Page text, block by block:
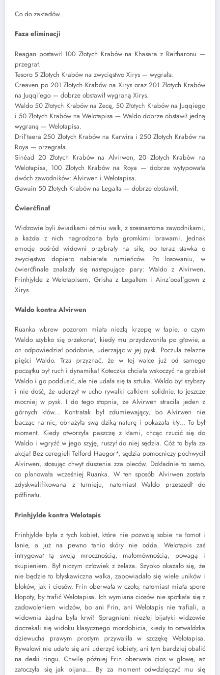
Co do zakładów…
Faza eliminacji
Reagan postawił 100 Złotych Krabów na Khasara z Reitharonu —
przegrał.
Tesoro 5 Złotych Krabów na zwycięstwo Xirys — wygrała.
Creaven po 201 Złotych Krabów na Xirys oraz 201 Złotych Krabów
na Juqqi’ego — dobrze obstawił wygraną Xirys.
Waldo 50 Złotych Krabów na Zecę, 50 Złotych Krabów na Juqqiego
i 50 Złotych Krabów na Welotapisa — Waldo dobrze obstawił jedną
wygraną — Welotapisa.
Dril’taera 250 Złotych Krabów na Karwira i 250 Złotych Krabów na
Roya — przegrała.
Sinéad 20 Złotych Krabów na Alvirwen, 20 Złotych Krabów na
Welotapisa, 100 Złotych Krabów na Roya — dobrze wytypowała
dwóch zawodników: Alvirwen i Welotapisa.
Gawain 50 Złotych Krabów na Legalta — dobrze obstawił.
Ćwierćfinał
Widzowie byli świadkami ośmiu walk, z szesnastoma zawodnikami,
a każda z nich nagrodzona była gromkimi brawami. Jednak
emocje pośród widowni przybrały na sile, bo teraz stawka o
zwycięstwo dopiero nabierała rumieńców. Po losowaniu, w
ćwierćfinale znalazły się następujące pary: Waldo z Alvirwen,
Frinhjylde z Welotapisem, Grisha z Legaltem i Ainz`ooal`gown z
Xirys.
Waldo kontra Alvirwen
Ruanka wbrew pozorom miała niezłą krzepę w łapie, o czym
Waldo szybko się przekonał, kiedy mu przydzwoniła po głowie, a
on odpowiedział podobnie, uderzając w jej pysk. Poczuła żelazne
pięści Waldo. Trza przyznać, że w tej walce już od samego
początku był ruch i dynamika! Koteczka chciała wskoczyć na grzbiet
Waldo i go poddusić, ale nie udała się ta sztuka. Waldo był szybszy
i nie dość, że uderzył w ucho rywalki całkiem solidnie, to jeszcze
mocniej w pysk. I do tego stopnia, że Alvirwen straciła jeden z
górnych kłów… Kontratak był zdumiewający, bo Alvirwen nie
bacząc na nic, obnażyła swą dziką naturę i pokazała kły… To był
moment. Kiedy otworzyła paszczę z kłami, chcąc rzucić się do
Waldo i wgryźć w jego szyję, ruszył do niej sędzia. Cóż to była za
akcja! Bez ceregieli Telford Haegor*, sędzia pomocniczy pochwycił
Alvirwen, stosując chwyt duszenia zza pleców. Dokładnie to samo,
co planowała wcześniej Ruanka. W ten sposób Alvirwen została
zdyskwalifikowana z turnieju, natomiast Waldo przeszedł do
półfinału.
Frinhjylde kontra Welotapis
Frinhjylde była z tych kobiet, które nie pozwolą sobie na łomot i
lanie, a już na pewno tanio skóry nie odda. Welotapis zaś
intrygował tą swoją mrocznością, małomównością, powagą i
skupieniem. Był niczym człowiek z żelaza. Szybko okazało się, że
nie będzie to błyskawiczna walka, zapowiadało się wiele uników i
bloków, jak i ciosów. Frin oberwała w czoło, natomiast miała spore
kłopoty, by trafić Welotapisa. Ich wymiana ciosów nie spotkała się z
zadowoleniem widzów, bo ani Frin, ani Welotapis nie trafiali, a
widownia żądna była krwi! Spragnieni niezłej bijatyki widzowie
doczekali się widoku klasycznego mordobicia, kiedy to ostwaldzka
dziewucha prawym prostym przywaliła w szczękę Welotapisa.
Rywalowi nie udało się ani uderzyć kobiety, ani tym bardziej obalić
na deski ringu. Chwilę później Frin oberwała cios w głowę, aż
zatoczyła się jak pijana… By za moment odwdzięczyć mu się